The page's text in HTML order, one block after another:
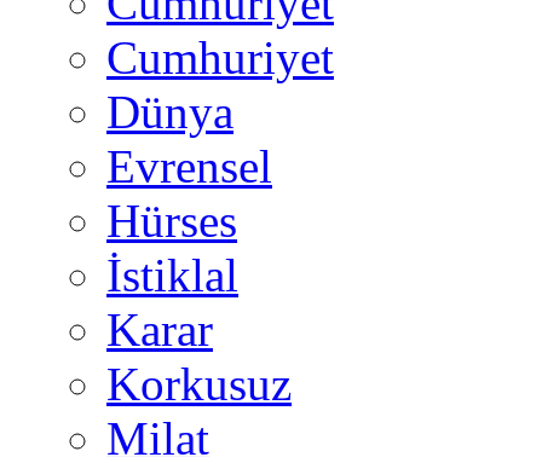
Cumhuriyet
Dünya
Evrensel
Hürses
İstiklal
Karar
Korkusuz
Milat